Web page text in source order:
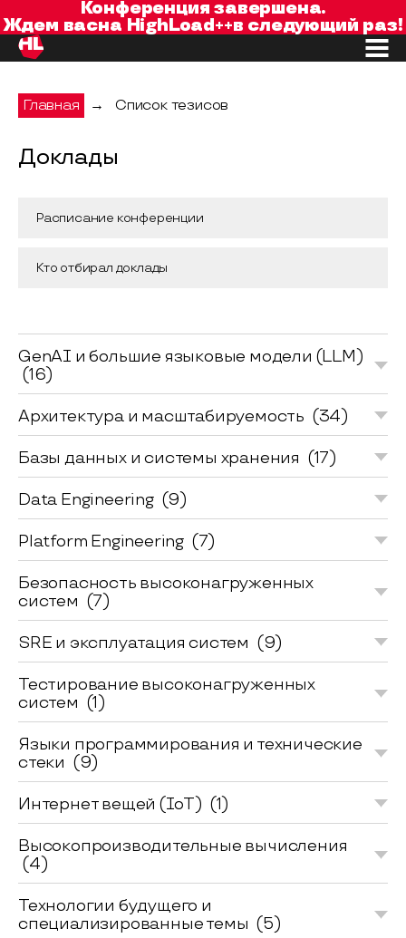
Конференция завершена.
Ждем васна HighLoad++в следующий раз!
Главная → Список тезисов
Доклады конференции HighLoad++ 2025
Доклады
Расписание конференции
Кто отбирал доклады
GenAI и большие языковые модели (LLM)
(16)
Архитектура и масштабируемость (34)
Базы данных и системы хранения (17)
Data Engineering (9)
Platform Engineering (7)
Безопасность высоконагруженных
систем (7)
SRE и эксплуатация систем (9)
Тестирование высоконагруженных
систем (1)
Языки программирования и технические
стеки (9)
Интернет вещей (IoT) (1)
Высокопроизводительные вычисления
(4)
Технологии будущего и
специализированные темы (5)